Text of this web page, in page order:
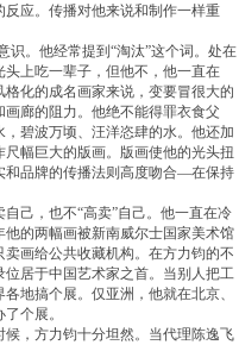
应。传播对他来说和制作一样重
。他经常提到“淘汰”这个词。处在
上吃一辈子，但他不，他一直在
化的成名画家来说，变要冒很大的
廊的阻力。他绝不能得罪衣食父
碧波万顷、汪洋恣肆的水。他还加
幅巨大的版画。版画使他的光头扭
和品牌的传播法则高度吻合—在保持
己，也不“高卖”自己。他一直在冷
的两幅画被新南威尔士国家美术馆
画给公共收藏机构。在方力钧的不
居于中国艺术家之首。当别人把工
地搞个展。仅亚洲，他就在北京、
个展。
，方力钧十分坦然。当代理陈逸飞